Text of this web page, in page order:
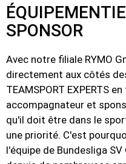
SPONSOR
Avec notre filiale RYMO
directement aux côtés
TEAMSPORT EXPERTS
accompagnateur et
qu'il doit être dans le
une priorité. C'est
l'équipe de Bundesliga